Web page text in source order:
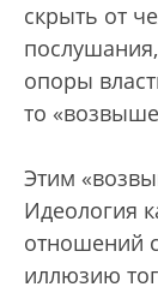
скрыть от
опоры
то
Этим
Идеология
отношений
иллюзию